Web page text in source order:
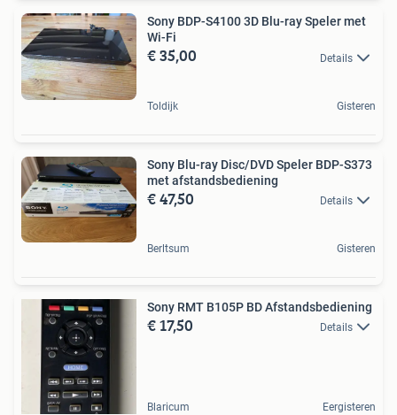
Sony BDP-S4100 3D Blu-ray Speler met
Wi-Fi
€ 35,00 Details
Toldijk Gisteren
Sony Blu-ray Disc/DVD Speler BDP-S373
met afstandsbediening
€ 47,50 Details
Berltsum Gisteren
Sony RMT B105P BD Afstandsbediening
€ 17,50 Details
Blaricum Eergisteren